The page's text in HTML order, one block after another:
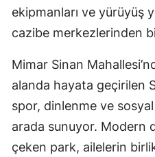
ekipmanları ve yürüyüş
cazibe merkezlerinden
Mimar Sinan
alanda hayata geçirilen
spor, dinlenme ve
arada sunuyor. Modern
çeken park, ailelerin